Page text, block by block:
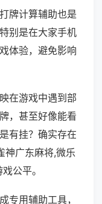
牌计算辅助也是
别是在大家手机
体验，避免影响
在游戏中遇到部
，甚至好像能看
有挂？确实存在
神广东麻将,微乐
公平。
专用辅助工具，